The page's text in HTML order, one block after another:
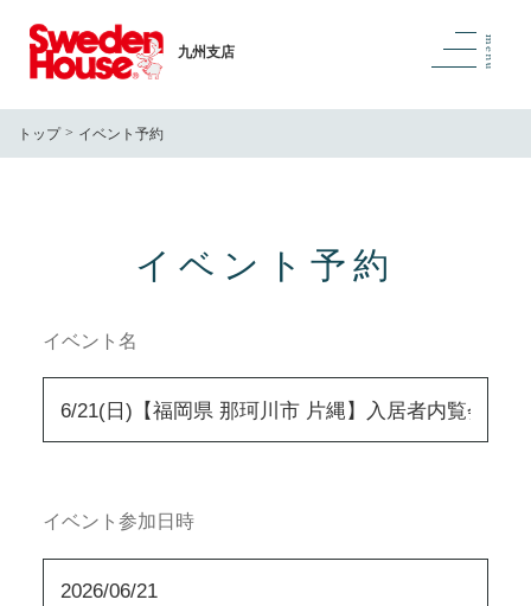
九州支店
トップ イベント予約
イベント予約
イベント名
イベント参加日時